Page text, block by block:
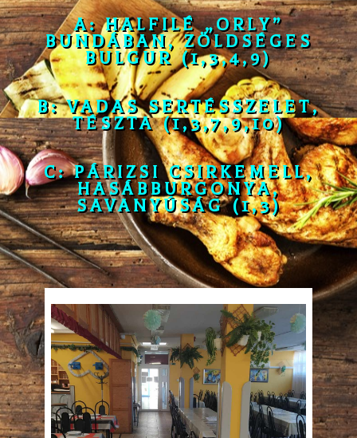
A: HALFILÉ „ORLY”
BUNDÁBAN, ZÖLDSÉGES
BULGUR(1,3,4,9)
B: VADAS SERTÉSSZELET,
TÉSZTA (1,3,7,9,10)
C: PÁRIZSI CSIRKEMELL,
HASÁBBURGONYA,
SAVANYÚSÁG(1,3)